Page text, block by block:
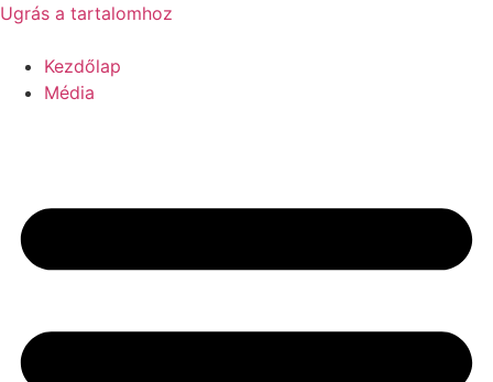
Ugrás a tartalomhoz
Kezdőlap
Média